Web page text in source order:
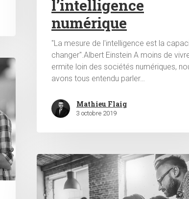
l’intelligence
numérique
"La mesure de l'intelligence est la
changer".Albert Einstein A moins de
ermite loin des sociétés numériques,
avons tous entendu parler…
Mathieu Flaig
3 octobre 2019